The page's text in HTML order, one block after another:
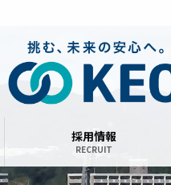
採用情報
RECRUIT